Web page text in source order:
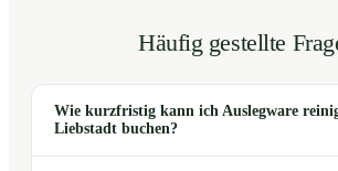
Häufig gestellte
Wie kurzfristig kann ich Auslegware
Liebstadt buchen?